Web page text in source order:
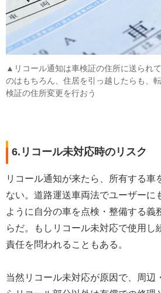
▲リコール通知は車検証の住所に送られ
のはもちろん、住居を引っ越したらも、
検証の住所変更を行おう
6.リコール未対応時のリスク
リコール通知が来たら、所有する車
ない。道路運送車両法でユーザーに
ように自分の車を点検・整備する義
らだ。もしリコール未対応で使用し
責任を問われることもある。
当然リコール未対応が原因で、周辺